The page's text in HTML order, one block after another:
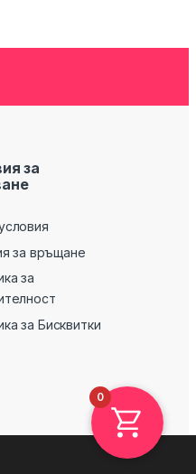
за
за връщане
за
за Бисквитки
0